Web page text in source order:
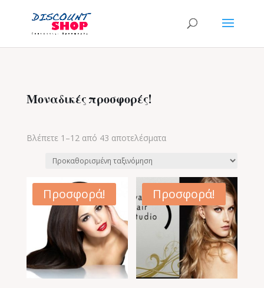
Μοναδικές προσφορές!
Βλέπετε 1–12 από 43 αποτελέσματα
Προσφορά! Προσφορά!